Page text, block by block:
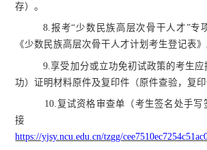
存）。
8.报考“少数民族高层次骨干人才”专
《少数民族高层次骨干人才计划考生登记表》
9.享受加分或立功免初试政策的考生
功）证明材料原件及复印件（原件查验，复印
10.复试资格审查单（考生签名处手写
接
https://yjsy.ncu.edu.cn/tzgg/